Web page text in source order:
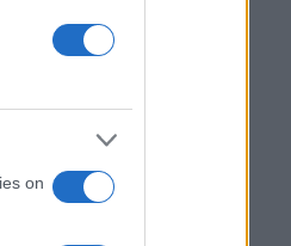
on
I nostri cari